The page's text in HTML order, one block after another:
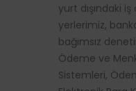
yurt dışındaki
yerlerimiz,
bağımsız
Ödeme ve
Sistemleri,